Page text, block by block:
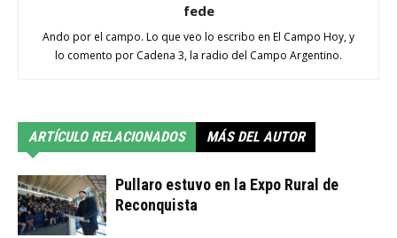
fede
Ando por el campo. Lo que veo lo escribo en El Campo Hoy, y
lo comento por Cadena 3, la radio del Campo Argentino.
ARTÍCULO RELACIONADOS MÁS DEL AUTOR
Pullaro estuvo en la Expo Rural de
Reconquista